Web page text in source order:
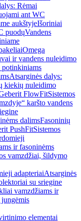
Rėmai
ant WC
aukštyjeIšoriniai
puodųVandens
Omega
ir vandens nuleidimo
potinkiniams
Atsarginės dalys:
kiekių nuleidimo
FlowFitSistemos
karšto vandens
dalimsFasoninių
PushFitSistemos
ir fasoninėms
vamzdžiai, šildymo
adapteriaiAtsarginės
su sriegine
vamzdžiams ir
elementai